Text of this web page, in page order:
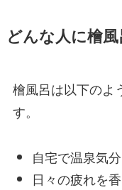
どんな人に檜
檜風呂は以下のよ
す。
自宅で温泉気
日々の疲れを